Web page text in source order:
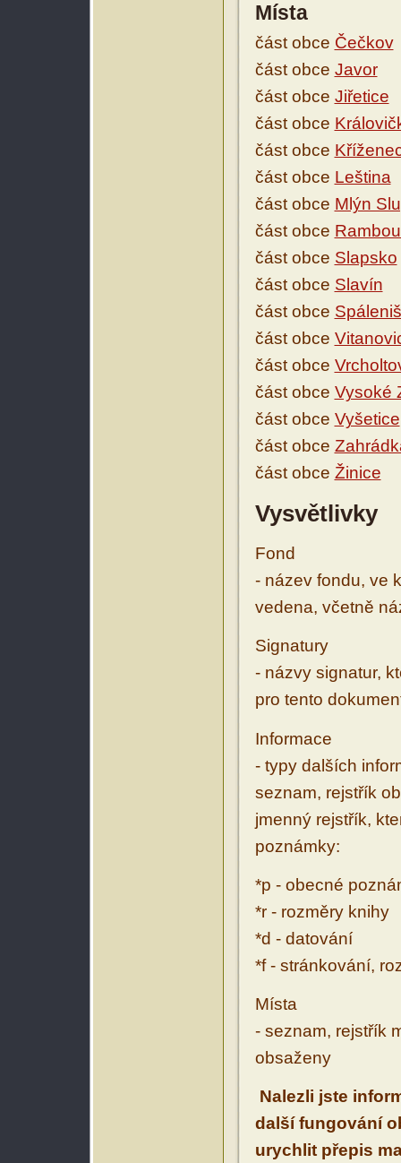
Místa
část obce Čečkov
část obce Javor
část obce Jiřetice
část obce
část obce
část obce Leština
část obce Mlýn
část obce
část obce Slapsko
část obce Slavín
část obce
část obce
část obce
část obce Vysoké
část obce Vyšetice
část obce
část obce Žinice
Vysvětlivky
Fond
- název fondu, ve
vedena, včetně
Signatury
- názvy signatur,
pro tento
Informace
- typy dalších
seznam, rejstřík
jmenný rejstřík,
poznámky:
*p - obecné
*r - rozměry knihy
*d - datování
*f - stránkování,
Místa
- seznam, rejstřík
obsaženy
Nalezli jste
další fungování
urychlit přepis